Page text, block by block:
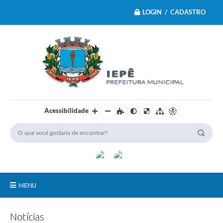
LOGIN / CADASTRO
Acessibilidade
MENU
Notícias